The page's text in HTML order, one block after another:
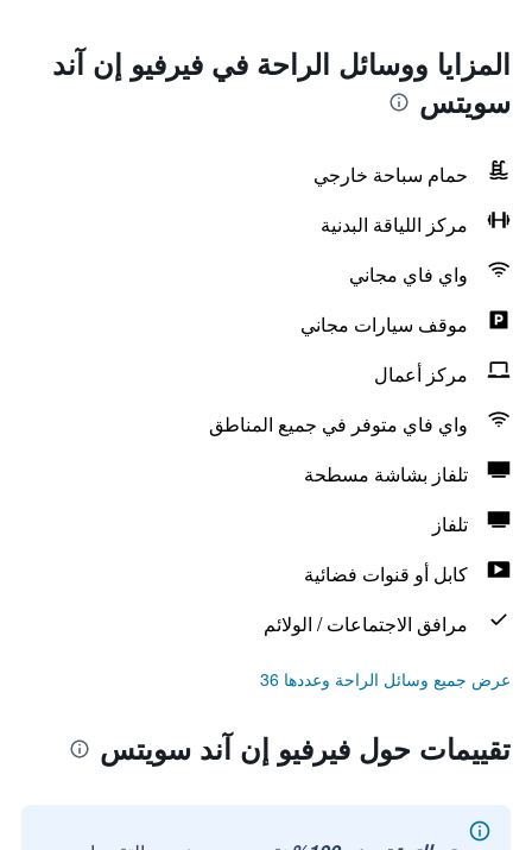
المزايا ووسائل الراحة في فيرفيو إن آند
سويتس
حمام سباحة خارجي
مركز اللياقة البدنية
واي فاي مجاني
موقف سيارات مجاني
مركز أعمال
واي فاي متوفر في جميع المناطق
تلفاز بشاشة مسطحة
تلفاز
كابل أو قنوات فضائية
مرافق الاجتماعات / الولائم
عرض جميع وسائل الراحة وعددها 36
تقييمات حول فيرفيو إن آند سويتس